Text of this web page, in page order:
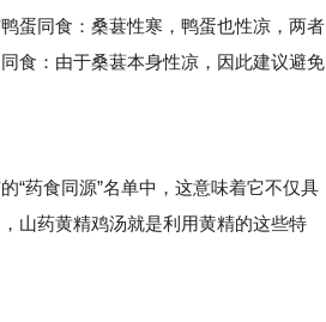
蛋同食：桑葚性寒，鸭蛋也性凉，两者
食：由于桑葚本身性凉，因此建议避免
药食同源”名单中，这意味着它不仅具
山药黄精鸡汤就是利用黄精的这些特